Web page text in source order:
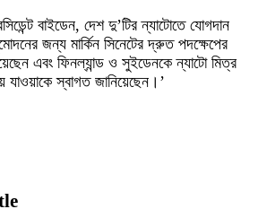
বাইডেন, দেশ দু’টির ন্যাটোতে যোগদান
জন্য মার্কিন সিনেটের দ্রুত পদক্ষেপের
এবং ফিনল্যান্ড ও সুইডেনকে ন্যাটো মিত্র
স্বাগত জানিয়েছেন।’